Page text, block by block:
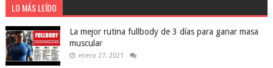
LO MÁS LEÍDO
La mejor rutina fullbody de 3 días para ganar masa
muscular
enero 27, 2021